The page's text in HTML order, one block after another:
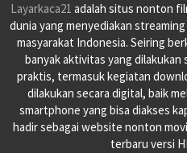
Layarkaca21 adalah situs nonton
dunia yang menyediakan
masyarakat Indonesia. Seiring
banyak aktivitas yang dilakukan
praktis, termasuk kegiatan
dilakukan secara digital, baik
smartphone yang bisa diakses
hadir sebagai website nonton
terbaru versi